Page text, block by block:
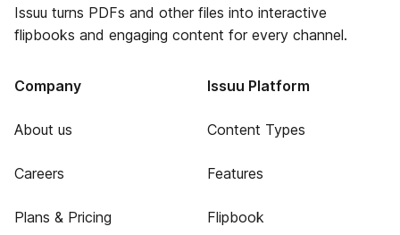
Issuu turns PDFs and other files into interactive
flipbooks and engaging content for every channel.
Company
About us
Careers
Plans & Pricing
Issuu Platform
Content Types
Features
Flipbook